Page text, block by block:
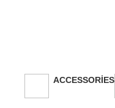
ACCESSORIES